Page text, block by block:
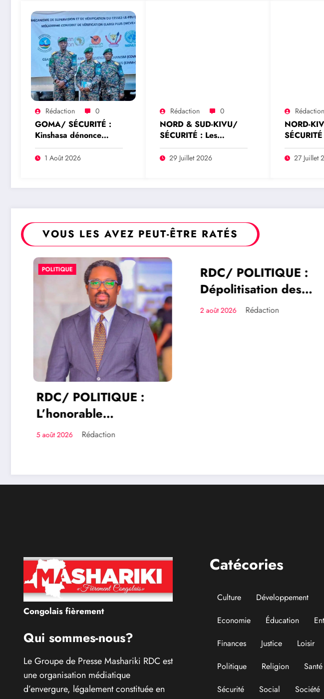
Rédaction 0
GOMA/ SÉCURITÉ :
Kinshasa dénonce
l’expulsion d’un officier
FARDC du Mécanisme
1 Août 2026
Rédaction 0
NORD & SUD-KIVU/
SÉCURITÉ : Les
commandants
Wazalendo rejettent
nationale de Dady
29 Juillet 2026
Rédaction
NORD-
cargo de
Aviation
l’appareil
27 Juillet
VOUS LES AVEZ PEUT-ÊTRE RATÉS
POLITIQUE
RDC/ POLITIQUE :
L’honorable
Namazihana Bachoke
interministériel sur
5 août 2026 Rédaction
POLITIQUE
RDC/ POLITIQUE :
Dépolitisation des
Entreprises: Les
2 août 2026 Rédaction
Congolais fièrement
Qui sommes-nous?
Le Groupe de Presse Mashariki RDC est
une organisation médiatique
d’envergure, légalement constituée en
Catécories
Culture
Développement
Economie
Éducation
Finances
Justice
Loisir
Politique
Religion
Santé
Sécurité
Social Société